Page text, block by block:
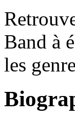
Band à
les